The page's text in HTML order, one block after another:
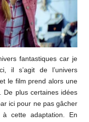
fantastiques car je
il s’agit de l’univers
le film prend alors une
De plus certaines idées
ici pour ne pas gâcher
cette adaptation. En